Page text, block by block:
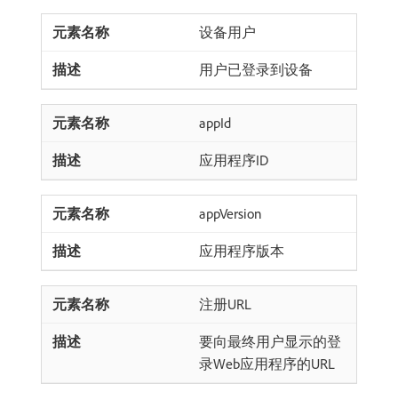
设备用户
用户已登录到设备
appId
应用程序ID
appVersion
应用程序版本
注册URL
要向最终用户显示的登
录Web应用程序的URL